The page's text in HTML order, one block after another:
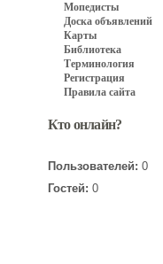
Мопедисты
Доска объявлений
Карты
Библиотека
Терминология
Регистрация
Правила сайта
Кто онлайн?
Пользователей: 0
Гостей: 0